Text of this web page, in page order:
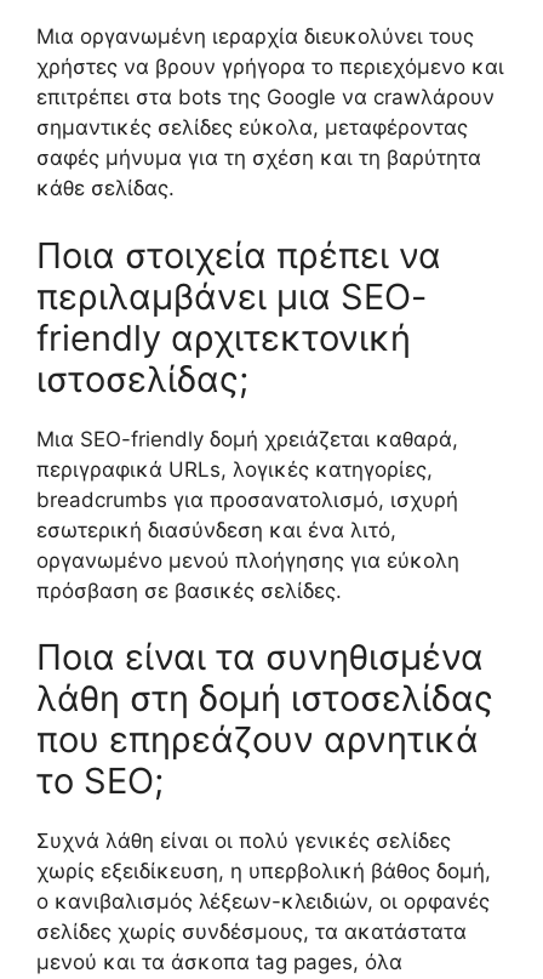
Μια οργανωμένη ιεραρχία διευκολύνει τους
χρήστες να βρουν γρήγορα το περιεχόμενο και
επιτρέπει στα bots της Google να crawλάρουν
σημαντικές σελίδες εύκολα, μεταφέροντας
σαφές μήνυμα για τη σχέση και τη βαρύτητα
κάθε σελίδας.
Ποια στοιχεία πρέπει να
περιλαμβάνει μια SEO-
friendly αρχιτεκτονική
ιστοσελίδας;
Μια SEO-friendly δομή χρειάζεται καθαρά,
περιγραφικά URLs, λογικές κατηγορίες,
breadcrumbs για προσανατολισμό, ισχυρή
εσωτερική διασύνδεση και ένα λιτό,
οργανωμένο μενού πλοήγησης για εύκολη
πρόσβαση σε βασικές σελίδες.
Ποια είναι τα συνηθισμένα
λάθη στη δομή ιστοσελίδας
που επηρεάζουν αρνητικά
το SEO;
Συχνά λάθη είναι οι πολύ γενικές σελίδες
χωρίς εξειδίκευση, η υπερβολική βάθος δομή,
ο κανιβαλισμός λέξεων-κλειδιών, οι ορφανές
σελίδες χωρίς συνδέσμους, τα ακατάστατα
μενού και τα άσκοπα tag pages, όλα